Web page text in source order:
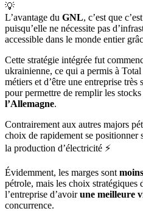
💡
L’avantage du GNL, c’est que
puisqu’elle ne nécessite pas
accessible dans le monde entier
Cette stratégie intégrée fut
ukrainienne, ce qui a permis à
métiers et d’être une entreprise
pour permettre de remplir les
l’Allemagne.
Contrairement aux autres majors
choix de rapidement se positionner
la production d’électricité ⚡️
Évidemment, les marges sont
pétrole, mais les choix stratégiques
l’entreprise d’avoirune meilleure
concurrence.